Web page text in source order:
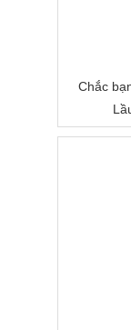
Chắc